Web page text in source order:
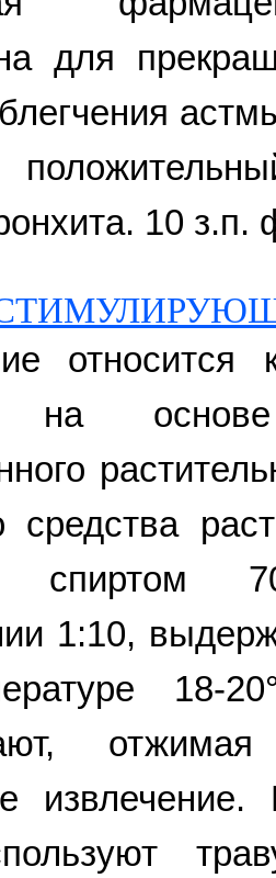
для
10
на
средства
спиртом
1:10,
18-
извлечение.